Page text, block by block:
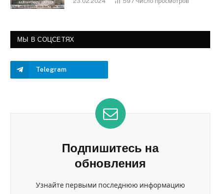
МЫ В СОЦСЕТЯХ
Telegram
Подпишитесь на
обновления
Узнайте первыми последнюю информацию